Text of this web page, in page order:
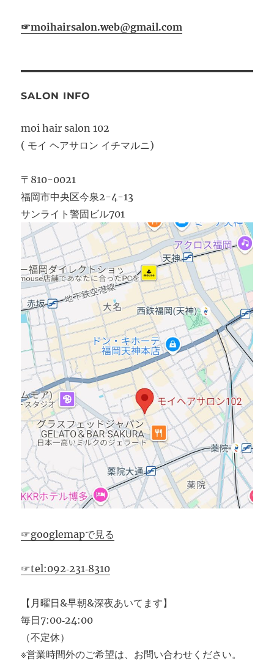
☞moihairsalon.web@gmail.com
SALON INFO
moi hair salon 102
( モイ ヘアサロン イチマルニ)
〒810-0021
福岡市中央区今泉2-4-13
サンライト警固ビル701
☞googlemapで見る
☞tel:092‐231‐8310
【月曜日&早朝&深夜あいてます】
毎日7:00‐24:00
（不定休）
※営業時間外のご希望は、お問い合わせください。